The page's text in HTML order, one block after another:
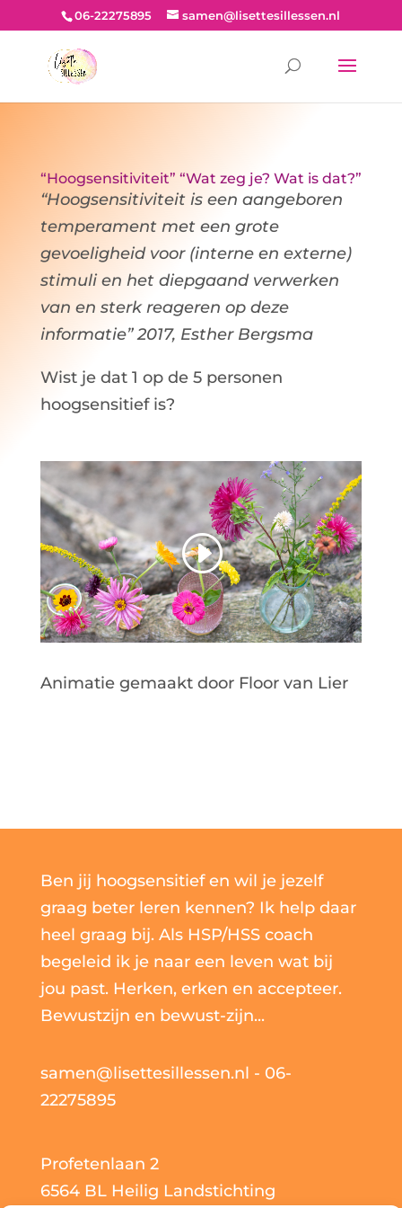
06-22275895 samen@lisettesillessen.nl
“Hoogsensitiviteit” “Wat zeg je? Wat is dat?”
“Hoogsensitiviteit is een aangeboren
temperament met een grote
gevoeligheid voor (interne en externe)
stimuli en het diepgaand verwerken
van en sterk reageren op deze
informatie”2017, Esther Bergsma
Wist je dat 1 op de 5 personen
hoogsensitief is?
Animatie gemaakt door Floor van Lier
Ben jij hoogsensitief en wil je jezelf
graag beter leren kennen? Ik help daar
heel graag bij. Als HSP/HSS coach
begeleid ik je naar een leven wat bij
jou past. Herken, erken en accepteer.
Bewustzijn en bewust-zijn...
samen@lisettesillessen.nl - 06-
22275895
Profetenlaan 2
6564 BL Heilig Landstichting